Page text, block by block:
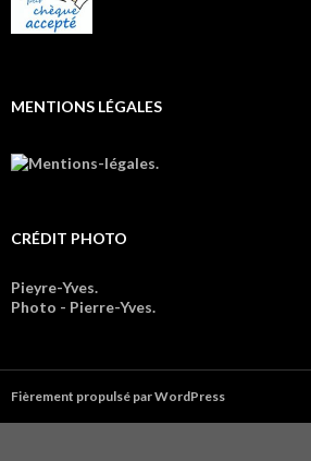
MENTIONS LÉGALES
CRÉDIT PHOTO
Pieyre-Yves.
Photo - Pierre-Yves.
Fièrement propulsé par WordPress